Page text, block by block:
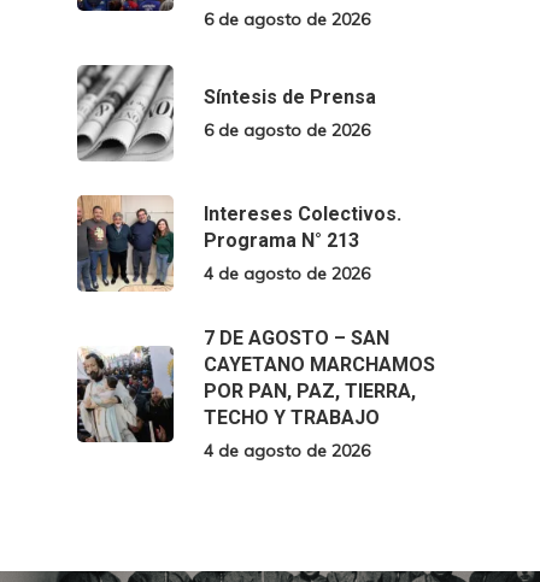
6 de agosto de 2026
Síntesis de Prensa
6 de agosto de 2026
Intereses Colectivos.
Programa N° 213
4 de agosto de 2026
7 DE AGOSTO – SAN
CAYETANO MARCHAMOS
POR PAN, PAZ, TIERRA,
TECHO Y TRABAJO
4 de agosto de 2026